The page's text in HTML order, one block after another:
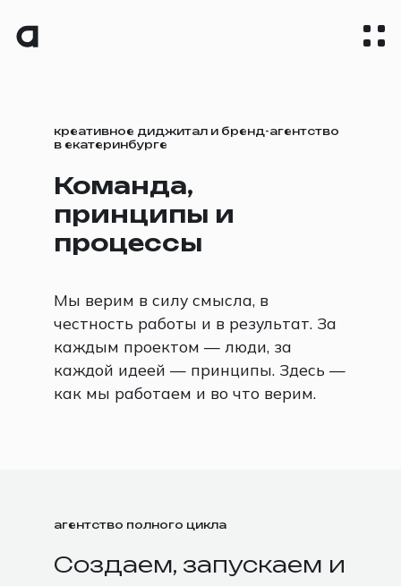
креативное диджитал и бренд-агентство
в екатеринбурге
Команда,
принципы и
процессы
Мы верим в силу смысла, в
честность работы и в результат. За
каждым проектом — люди, за
каждой идеей — принципы. Здесь —
как мы работаем и во что верим.
агентство полного цикла
Создаем, запускаем и